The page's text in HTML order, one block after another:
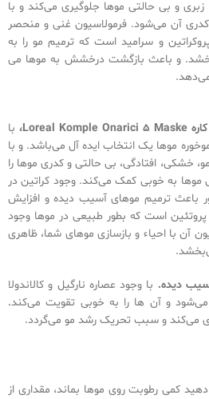
و بی حالتی موها جلوگیری می‌کند و با
کدری آن می‌شود. فرمولاسیون غنی و منحصر
و سرامید است که ترمیم مو را به
و باعث بازگشت درخشش به موها می
با
موها یک انتخاب ایده آل می‌باشد. و با
کنندگی 5 منظوره مو، خشکی، افتادگی، بی حالتی و کدری موها را
موها به خوبی کمک می‌کند. وجود کراتین در
باعث ترمیم موهای آسیب دیده و افزایش
است که بطور طبیعی در موها وجود
آن با احیاء و بازسازی موهای شما، ظاهری
دیده. با وجود عصاره نارگیل و کالاندولا
و آن ها را به خوبی تقویت می‌کند.
می‌کند و سبب تحریک رشد مو می‌گردد.
کمی رطوبت روی موها بماند، مقداری از